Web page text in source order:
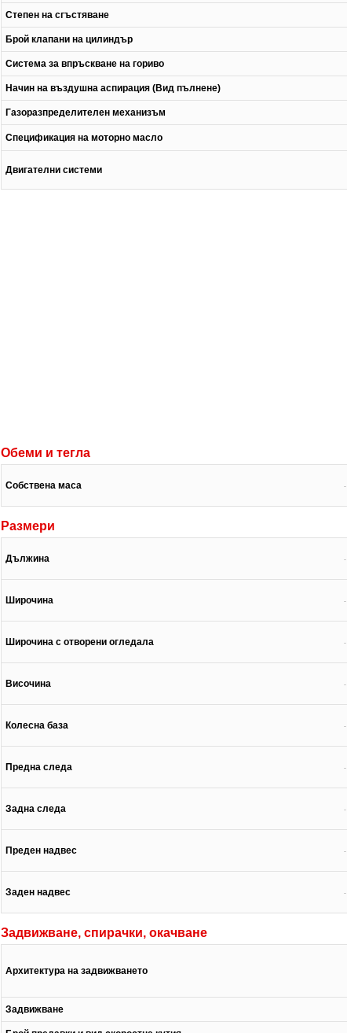
Степен на сгъстяване
Брой клапани на цилиндър
Система за впръскване на гориво
Начин на въздушна аспирация (Вид пълнене)
Газоразпределителен механизъм
Спецификация на моторно масло
Двигателни системи
Обеми и тегла
Собствена маса
Размери
Дължина
Широчина
Широчина с отворени огледала
Височина
Колесна база
Предна следа
Задна следа
Преден надвес
Заден надвес
Задвижване, спирачки, окачване
Архитектура на задвижването
Задвижване